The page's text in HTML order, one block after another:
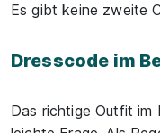
Es gibt keine zweite
Dresscode im
Das richtige Outfit im